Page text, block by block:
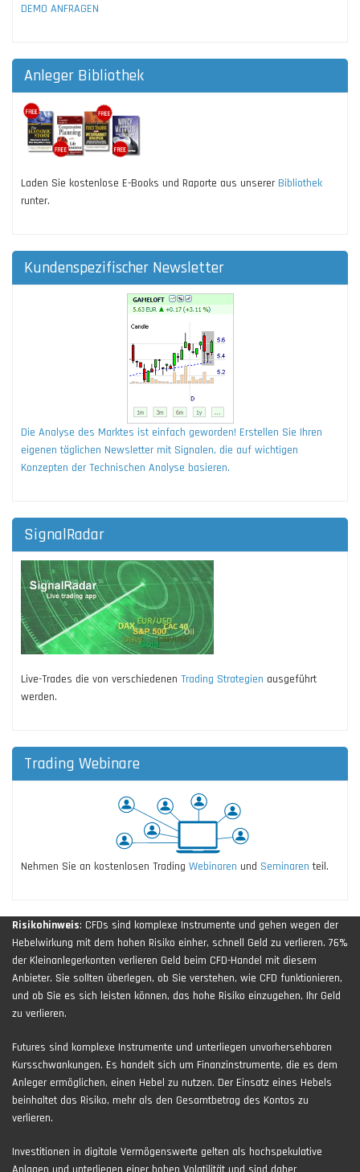
DEMO ANFRAGEN
Anleger Bibliothek
Laden Sie kostenlose E-Books und Raporte aus unserer Bibliothek
runter.
Kundenspezifischer Newsletter
Die Analyse des Marktes ist einfach geworden! Erstellen Sie Ihren
eigenen täglichen Newsletter mit Signalen, die auf wichtigen
Konzepten der Technischen Analyse basieren.
SignalRadar
Live-Trades die von verschiedenen Trading Strategien ausgeführt
werden.
Trading Webinare
Nehmen Sie an kostenlosen Trading Webinaren und Seminaren teil.
Risikohinweis: CFDs sind komplexe Instrumente und gehen wegen der
Hebelwirkung mit dem hohen Risiko einher, schnell Geld zu verlieren. 76%
der Kleinanlegerkonten verlieren Geld beim CFD-Handel mit diesem
Anbieter. Sie sollten überlegen, ob Sie verstehen, wie CFD funktionieren,
und ob Sie es sich leisten können, das hohe Risiko einzugehen, Ihr Geld
zu verlieren.
Futures sind komplexe Instrumente und unterliegen unvorhersehbaren
Kursschwankungen. Es handelt sich um Finanzinstrumente, die es dem
Anleger ermöglichen, einen Hebel zu nutzen. Der Einsatz eines Hebels
beinhaltet das Risiko, mehr als den Gesamtbetrag des Kontos zu
verlieren.
Investitionen in digitale Vermögenswerte gelten als hochspekulative